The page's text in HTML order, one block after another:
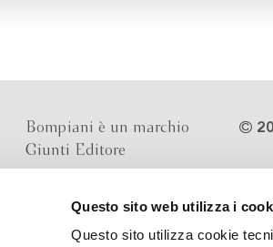
Questo sito web utilizza i
Questo sito utilizza cookie
Bompiani è un marchio
Giunti Editore
Via Bolognese 165,